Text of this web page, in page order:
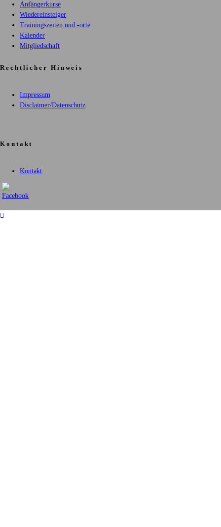
Anfängerkurse
Wiedereinsteiger
Trainingszeiten und -orte
Kalender
Mitgliedschaft
Rechtlicher Hinweis
Impressum
Disclaimer/Datenschutz
Kontakt
Kontakt